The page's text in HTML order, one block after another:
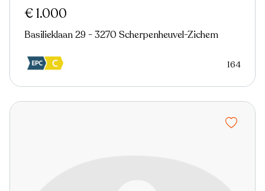
€ 1.000
Basilieklaan 29 - 3270 Scherpenheuvel-Zichem
164